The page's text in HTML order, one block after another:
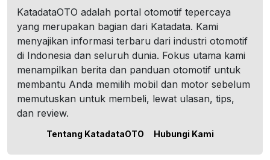
KatadataOTO adalah portal otomotif tepercaya
yang merupakan bagian dari Katadata. Kami
menyajikan informasi terbaru dari industri otomotif
di Indonesia dan seluruh dunia. Fokus utama kami
menampilkan berita dan panduan otomotif untuk
membantu Anda memilih mobil dan motor sebelum
memutuskan untuk membeli, lewat ulasan, tips,
dan review.
Tentang KatadataOTO Hubungi Kami